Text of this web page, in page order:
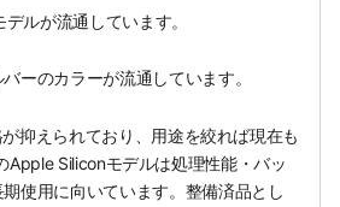
ルが流通しています。
ーのカラーが流通しています。
抑えられており、用途を絞れば現在も
Apple Siliconモデルは処理性能・バッ
使用に向いています。整備済品とし